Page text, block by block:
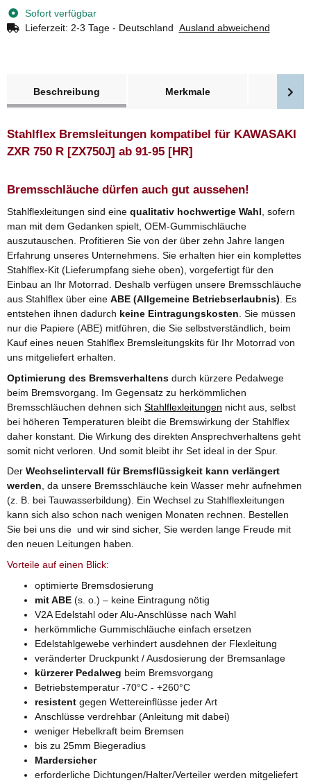
Sofort verfügbar
Lieferzeit: 2-3 Tage - Deutschland Ausland abweichend
Beschreibung
Merkmale
Stahlflex Bremsleitungen kompatibel für KAWASAKI
ZXR 750 R [ZX750J] ab 91-95 [HR]
Bremsschläuche dürfen auch gut aussehen!
Stahlflexleitungen sind eine qualitativ hochwertige Wahl , sofern
man mit dem Gedanken spielt, OEM-Gummischläuche
auszutauschen. Profitieren Sie von der über zehn Jahre langen
Erfahrung unseres Unternehmens. Sie erhalten hier ein komplettes
Stahlflex-Kit (Lieferumpfang siehe oben), vorgefertigt für den
Einbau an Ihr Motorrad. Deshalb verfügen unsere Bremsschläuche
aus Stahlflex über eine ABE (Allgemeine Betriebserlaubnis) . Es
entstehen ihnen dadurch keine Eintragungskosten . Sie müssen
nur die Papiere (ABE) mitführen, die Sie selbstverständlich, beim
Kauf eines neuen Stahlflex Bremsleitungskits für Ihr Motorrad von
uns mitgeliefert erhalten.
Optimierung des Bremsverhaltens durch kürzere Pedalwege
beim Bremsvorgang. Im Gegensatz zu herkömmlichen
Bremsschläuchen dehnen sich Stahlflexleitungen nicht aus, selbst
bei höheren Temperaturen bleibt die Bremswirkung der Stahlflex
daher konstant. Die Wirkung des direkten Ansprechverhaltens geht
somit nicht verloren. Und somit bleibt ihr Set ideal in der Spur.
Der Wechselintervall für Bremsflüssigkeit kann verlängert
werden, da unsere Bremsschläuche kein Wasser mehr aufnehmen
(z. B. bei Tauwasserbildung). Ein Wechsel zu Stahlflexleitungen
kann sich also schon nach wenigen Monaten rechnen. Bestellen
Sie bei uns die und wir sind sicher, Sie werden lange Freude mit
den neuen Leitungen haben.
Vorteile auf einen Blick:
optimierte Bremsdosierung
mit ABE (s. o.) – keine Eintragung nötig
V2A Edelstahl oder Alu-Anschlüsse nach Wahl
herkömmliche Gummischläuche einfach ersetzen
Edelstahlgewebe verhindert ausdehnen der Flexleitung
veränderter Druckpunkt / Ausdosierung der Bremsanlage
kürzerer Pedalweg beim Bremsvorgang
Betriebstemperatur -70°C - +260°C
resistent gegen Wettereinflüsse jeder Art
Anschlüsse verdrehbar (Anleitung mit dabei)
weniger Hebelkraft beim Bremsen
bis zu 25mm Biegeradius
Mardersicher
erforderliche Dichtungen/Halter/Verteiler werden mitgeliefert